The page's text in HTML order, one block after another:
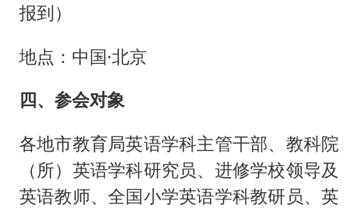
报到）
地点：中国·北京
四、参会对象
各地市教育局英语学科主管干部、教科院
（所）英语学科研究员、进修学校领导及
英语教师、全国小学英语学科教研员、英